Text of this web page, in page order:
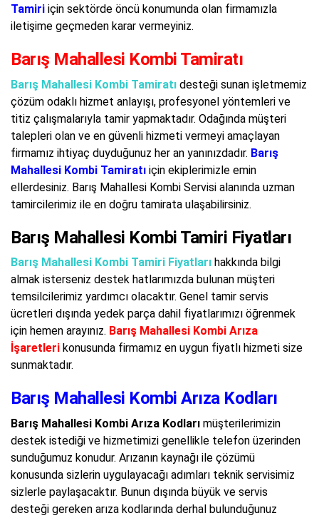
Tamiri için sektörde öncü konumunda olan firmamızla
iletişime geçmeden karar vermeyiniz.
Barış Mahallesi Kombi Tamiratı
Barış Mahallesi Kombi Tamiratı desteği sunan işletmemiz
çözüm odaklı hizmet anlayışı, profesyonel yöntemleri ve
titiz çalışmalarıyla tamir yapmaktadır. Odağında müşteri
talepleri olan ve en güvenli hizmeti vermeyi amaçlayan
firmamız ihtiyaç duyduğunuz her an yanınızdadır. Barış
Mahallesi Kombi Tamiratı için ekiplerimizle emin
ellerdesiniz. Barış Mahallesi Kombi Servisi alanında uzman
tamircilerimiz ile en doğru tamirata ulaşabilirsiniz.
Barış Mahallesi Kombi Tamiri Fiyatları
Barış Mahallesi Kombi Tamiri Fiyatları hakkında bilgi
almak isterseniz destek hatlarımızda bulunan müşteri
temsilcilerimiz yardımcı olacaktır. Genel tamir servis
ücretleri dışında yedek parça dahil fiyatlarımızı öğrenmek
için hemen arayınız. Barış Mahallesi Kombi Arıza
İşaretleri konusunda firmamız en uygun fiyatlı hizmeti size
sunmaktadır.
Barış Mahallesi Kombi Arıza Kodları
Barış Mahallesi Kombi Arıza Kodları müşterilerimizin
destek istediği ve hizmetimizi genellikle telefon üzerinden
sunduğumuz konudur. Arızanın kaynağı ile çözümü
konusunda sizlerin uygulayacağı adımları teknik servisimiz
sizlerle paylaşacaktır. Bunun dışında büyük ve servis
desteği gereken arıza kodlarında derhal bulunduğunuz